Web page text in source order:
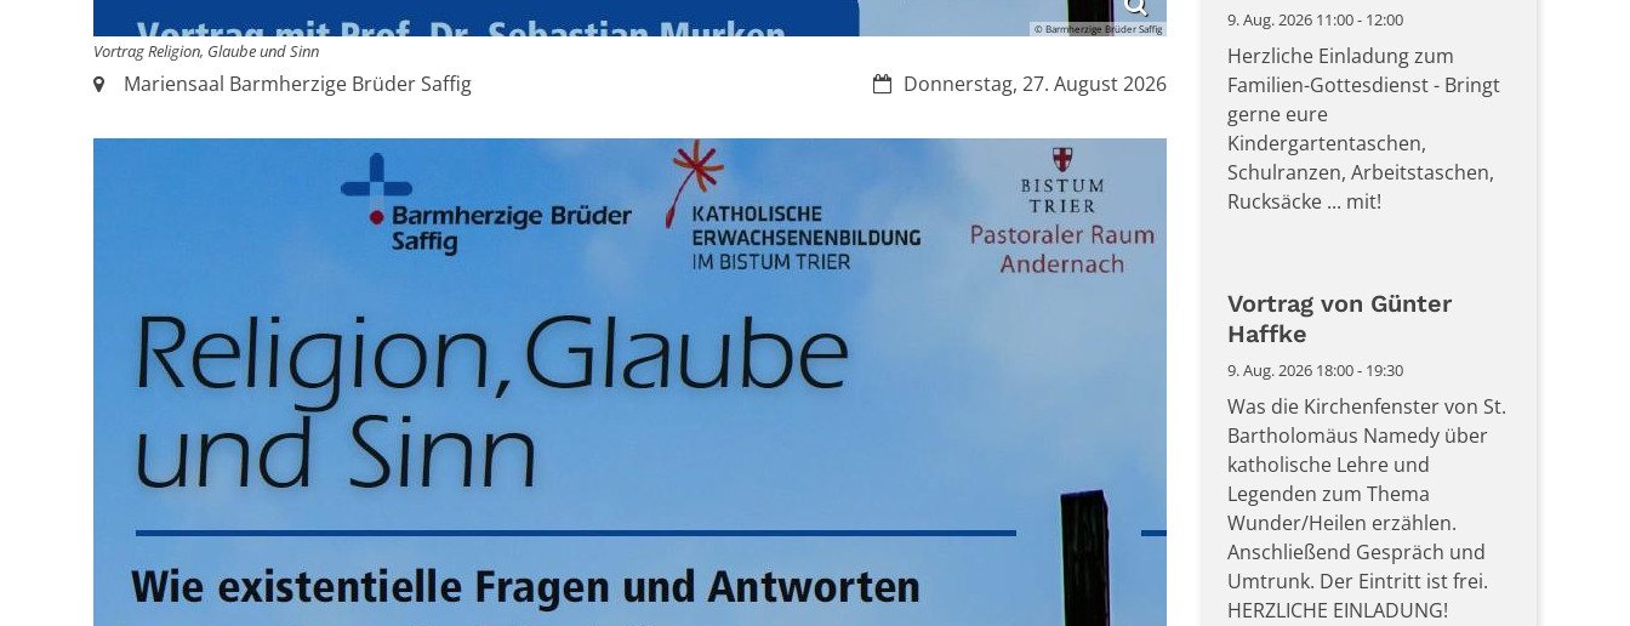
© Barmherzige Brüder Saffig
Vortrag Religion, Glaube und Sinn
Datum:Donnerstag, 27. August 2026
Ort:Mariensaal Barmherzige Brüder Saffig
9. Aug. 2026 11:00 - 12:00
Herzliche Einladung zum
Familien-Gottesdienst - Bringt
gerne eure
Kindergartentaschen,
Schulranzen, Arbeitstaschen,
Rucksäcke ... mit!
Vortrag von Günter
Haffke
9. Aug. 2026 18:00 - 19:30
Was die Kirchenfenster von St.
Bartholomäus Namedy über
katholische Lehre und
Legenden zum Thema
Wunder/Heilen erzählen.
Anschließend Gespräch und
Umtrunk. Der Eintritt ist frei.
HERZLICHE EINLADUNG!